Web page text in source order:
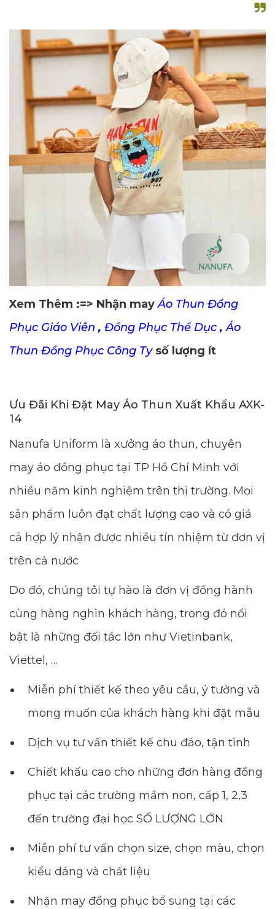
Xem Thêm :=> Nhận mayÁo Thun Đồng
Phục Giáo Viên , Đồng Phục Thể Dục ,Áo
Thun Đồng Phục Công Ty số lượng ít
Ưu Đãi Khi Đặt May Áo Thun Xuất Khẩu AXK-
14
Nanufa Uniform là xưởng áo thun, chuyên
may áo đồng phục tại TP Hồ Chí Minh với
nhiều năm kinh nghiệm trên thị trường. Mọi
sản phẩm luôn đạt chất lượng cao và có giá
cả hợp lý nhận được nhiều tín nhiệm từ đơn vị
trên cả nước
Do đó, chúng tôi tự hào là đơn vị đồng hành
cùng hàng nghìn khách hàng, trong đó nổi
bật là những đối tác lớn như Vietinbank,
Viettel, …
Miễn phí thiết kế theo yêu cầu, ý tưởng và
mong muốn của khách hàng khi đặt mẫu
Dịch vụ tư vấn thiết kế chu đáo, tận tình
Chiết khấu cao cho những đơn hàng đồng
phục tại các trường mầm non, cấp 1, 2,3
đến trường đại học SỐ LƯỢNG LỚN
Miễn phí tư vấn chọn size, chọn màu, chọn
kiểu dáng và chất liệu
Nhận may đồng phục bổ sung tại các